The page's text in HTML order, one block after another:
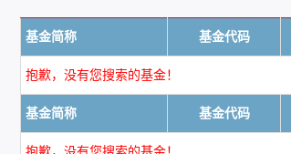
基金简称 基金代码
抱歉，没有您搜索的基金！
基金简称 基金代码